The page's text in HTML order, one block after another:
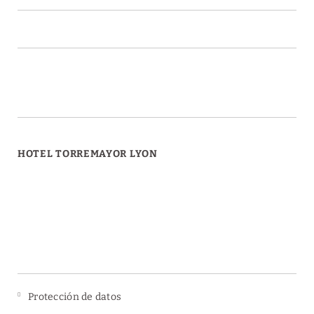
HOTEL TORREMAYOR LYON
Protección de datos